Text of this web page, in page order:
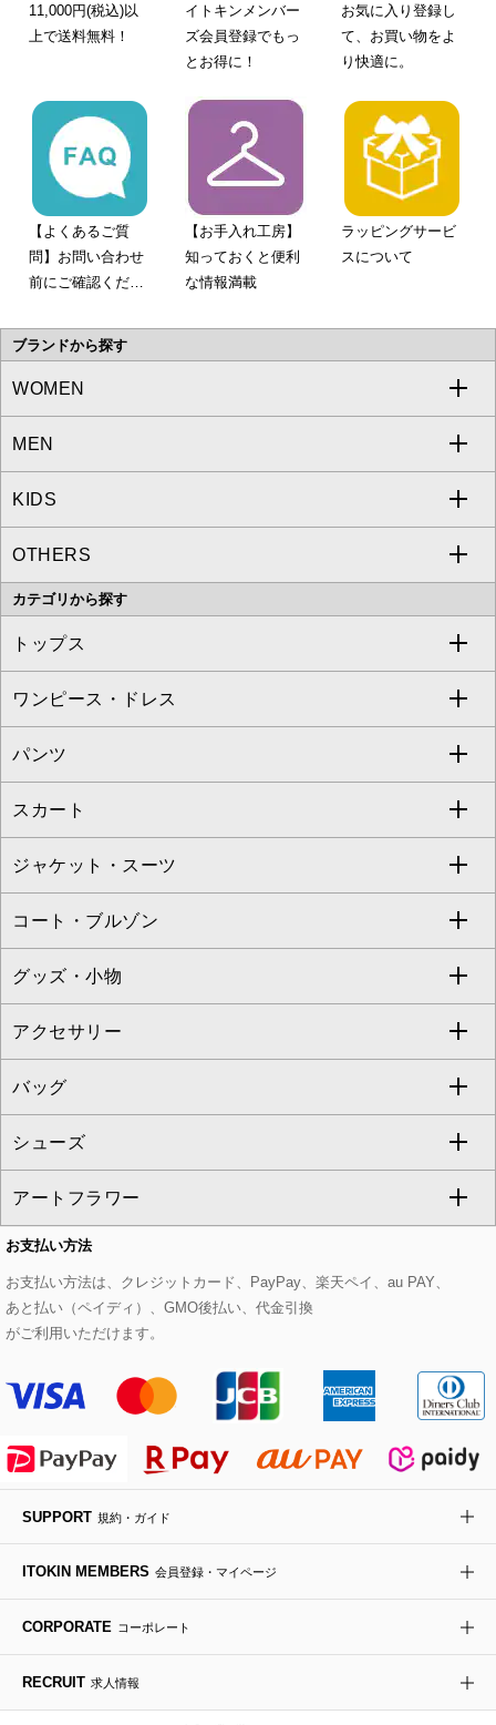
11,000円(税込)以
上で送料無料！
イトキンメンバー
ズ会員登録でもっ
とお得に！
お気に入り登録し
て、お買い物をよ
り快適に。
【よくあるご質
問】お問い合わせ
前にご確認くださ
【お手入れ工房】
知っておくと便利
な情報満載
ラッピングサービ
スについて
ブランドから探す
WOMEN
a.v.v
MICHEL KLEIN
MK MICHEL KLEIN
OFUON le MK
eur3
Maison de CINQ
MK MICHEL KLEIN BAG
HIROKO KOSHINO
MEN
a.v.v
MICHEL KLEIN HOMME
MK MICHEL KLEIN HOMME
KIDS
a.v.v
OTHERS
MK MICHEL KLEIN BAG
カテゴリから探す
トップス
すべてのトップス
カットソー・Tシャツ
ブラウス・シャツ
ニット・セーター
カーディガン
アンサンブルセット
ベスト・ジレ
パーカー
タンクトップ・キャミソール
スウェット・ジャージー
その他のトップス
ワンピース・ドレス
すべてのワンピース・ドレス
ワンピース
ドレス
チュニック
ジャンパースカート
その他のワンピース・ドレス
パンツ
すべてのパンツ
フルレングスパンツ
クロップド・半端丈パンツ
ガウチョ・ワイドパンツ
ハーフ・ショート丈パンツ
サロペット・オールインワン
その他のパンツ
スカート
すべてのスカート
ロング・マキシ丈スカート
ひざ丈スカート
ミモレ丈スカート
ショート・ミニ丈スカート
その他のスカート
ジャケット・スーツ
すべてのジャケット・スーツ
テーラードジャケット
ノーカラージャケット
セットアップ
セットアップジャケット
セットアップパンツ
セットアップスカート
セットアップワンピース
コート・ブルゾン
すべてのコート・ブルゾン
トレンチコート
ピーコート
ダッフルコート
チェスターコート
モッズコート
ステンカラーコート
ライダースジャケット
デニムジャケット
ダウンジャケット・コート
グッズ・小物
すべてのグッズ・小物
マスク
ストール・マフラー・スヌード
ベルト・サスペンダー
帽子
ヘアアクセサリー
ハンカチ・バンダナ
手袋
チャーム・ストラップ
アクセサリー
すべてのアクセサリー
ネックレス
ピアス・イヤリング
ブレスレット・バングル
ブローチ・コサージュ
バッグ
すべてのバッグ
トートバッグ
ショルダーバッグ
ボストンバッグ
バックパック・リュック
ボディバッグ・メッセンジャーバッグ
トラベルバッグ
シューズ
すべてのシューズ
パンプス
スニーカー
フラットシューズ
ローファー
ドレスシューズ
アートフラワー
すべてのアートフラワー
ローズ
カサブランカ・カラー
ラナンキュラス
ポプリアレンジ＆フレグランス
お支払い方法
お支払い方法は、クレジットカード、PayPay、楽天ペイ、au PAY、
あと払い（ペイディ）、GMO後払い、代金引換
がご利用いただけます。
SUPPORT 規約・ガイド
ITOKIN MEMBERS 会員登録・マイページ
CORPORATE コーポレート
RECRUIT 求人情報